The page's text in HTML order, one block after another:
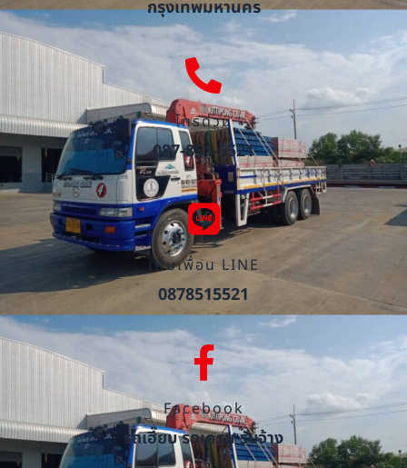
กรุงเทพมหานคร
โทรด่วน
087-851-5521
เพิ่มเพื่อน LINE
0878515521
Facebook
รถเฮี๊ยบ รถเครน รับจ้าง